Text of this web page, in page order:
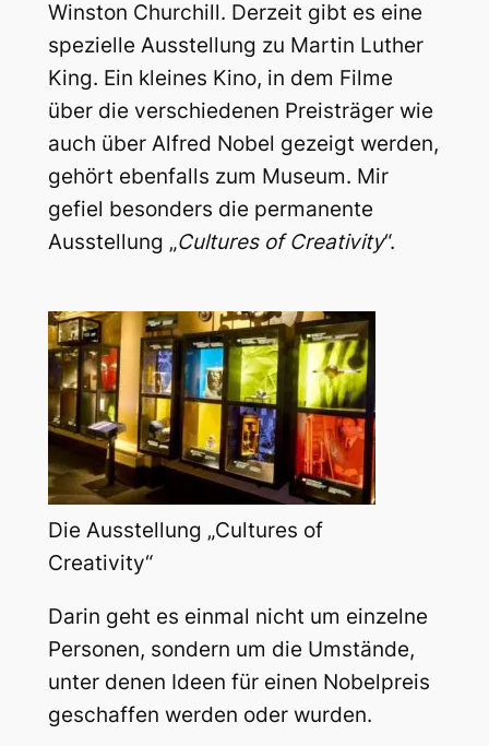
Winston Churchill. Derzeit gibt es eine
spezielle Ausstellung zu Martin Luther
King. Ein kleines Kino, in dem Filme
über die verschiedenen Preisträger wie
auch über Alfred Nobel gezeigt werden,
gehört ebenfalls zum Museum. Mir
gefiel besonders die permanente
Ausstellung „Cultures of Creativity“.
Die Ausstellung „Cultures of
Creativity“
Darin geht es einmal nicht um einzelne
Personen, sondern um die Umstände,
unter denen Ideen für einen Nobelpreis
geschaffen werden oder wurden.